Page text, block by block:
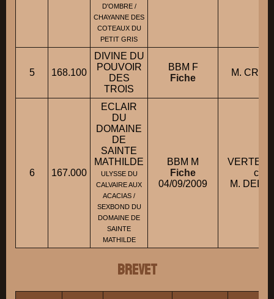
D'OMBRE /
CHAYANNE DES
COTEAUX DU
PETIT GRIS
5 168.100
DIVINE DU
POUVOIR
DES
TROIS
BBM F
Fiche
M.
6 167.000
ECLAIR
DU
DOMAINE
DE
SAINTE
MATHILDE
ULYSSE DU
CALVAIRE AUX
ACACIAS /
SEXBOND DU
DOMAINE DE
SAINTE
MATHILDE
BBM M
Fiche
04/09/2009
VERTE
M.
BREVET